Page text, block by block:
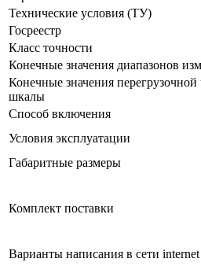
Технические условия (ТУ)
Госреестр
Класс точности
Конечные значения диапазонов
Конечные значения перегрузочной
шкалы
Способ включения
Условия эксплуатации
Габаритные размеры
Комплект поставки
Варианты написания в сети internet